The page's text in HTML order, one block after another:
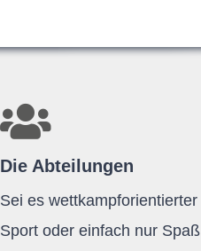
Die Abteilungen
Sei es wettkampforientierter
Sport oder einfach nur Spaß